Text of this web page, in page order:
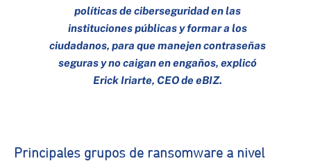
políticas de ciberseguridad en las
instituciones públicas y formar a los
ciudadanos, para que manejen contraseñas
seguras y no caigan en engaños, explicó
Erick Iriarte, CEO de eBIZ.
Principales grupos de ransomware a nivel